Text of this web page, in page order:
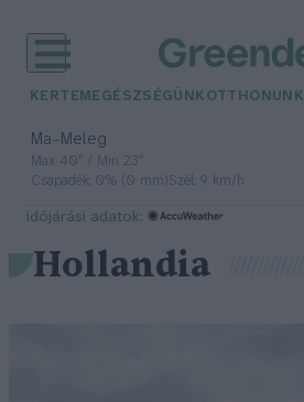
KERTEM EGÉSZSÉGÜNK OTTHONUNK
Ma– Meleg
Max 40° / Min 23°
Csapadék: 0% (0 mm)Szél: 9 km/h
időjárási adatok:
Hollandia